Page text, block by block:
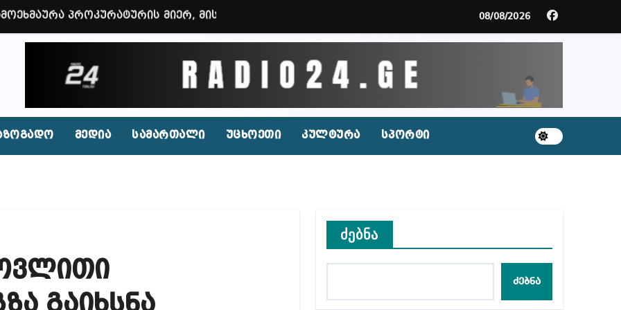
წაუყენეს – აღნიშნული მუხლი 13 წლამდე პატიმრობას ითვალისწინებს
საუბრობენ, თითქოს საქართველოში უარყოფითი გარემოა შექმნილი რუსი ტურისტებისთვის, ჩვენი
დღევანდელი პოსტაობა, საკუთარ თავთან შეგარცხვენთ – ეკა კუპატაძე ნანუკა ჟორჟოლიანს
ტარაკნებიან, უჰაერო საკანში, ამდენი ხნით სამარტოო საკანში მოთავსება, საერთაშორისო
კახეთში ქორწილის დროს? (ვიდეო)
რომლებსაც საბავშვი ბაღებში საქონლის ხორცის ნაცვლად ცხენის ხორცი შეჰქონდათ
მოშლილია – პრემიერი
თაღლითური ფულადი შეთავაზებები?
შექმნან მდინარაძის სამინისტრო – გია ხუხაშვილი
08/08/2026
მედია სამართალი უცხოეთი კულტურა სპორტი
ძებნა
ძებნა